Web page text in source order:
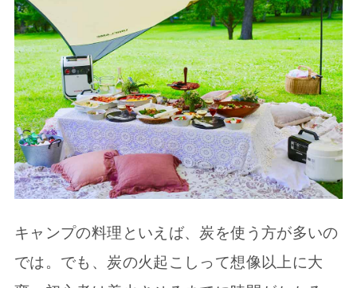
キャンプの料理といえば、炭を使う方が多いの
では。でも、炭の火起こしって想像以上に大